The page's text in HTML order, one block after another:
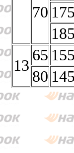
70
13
65
80